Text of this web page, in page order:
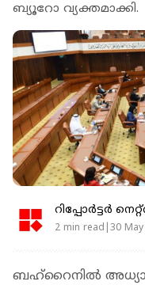
ബ്യൂറോ വ്യക്തമാക്കി.
റിപ്പോർട്ടർ
2 min read|30 May
ബഹ്‌റൈനിൽ